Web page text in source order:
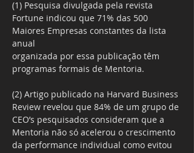
(1) Pesquisa divulgada pela revista
Fortune indicou que 71% das 500
Maiores Empresas constantes da lista
anual
organizada por essa publicação têm
programas formais de Mentoria.
(2) Artigo publicado na Harvard Business
Review revelou que 84% de um grupo de
CEO’s pesquisados consideram que a
Mentoria não só acelerou o crescimento
da performance individual como evitou